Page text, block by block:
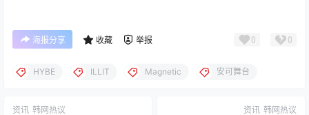
海报分享 收藏 举报 0 0
HYBE ILLIT Magnetic 安可舞台
资讯 韩网热议 资讯 韩网热议